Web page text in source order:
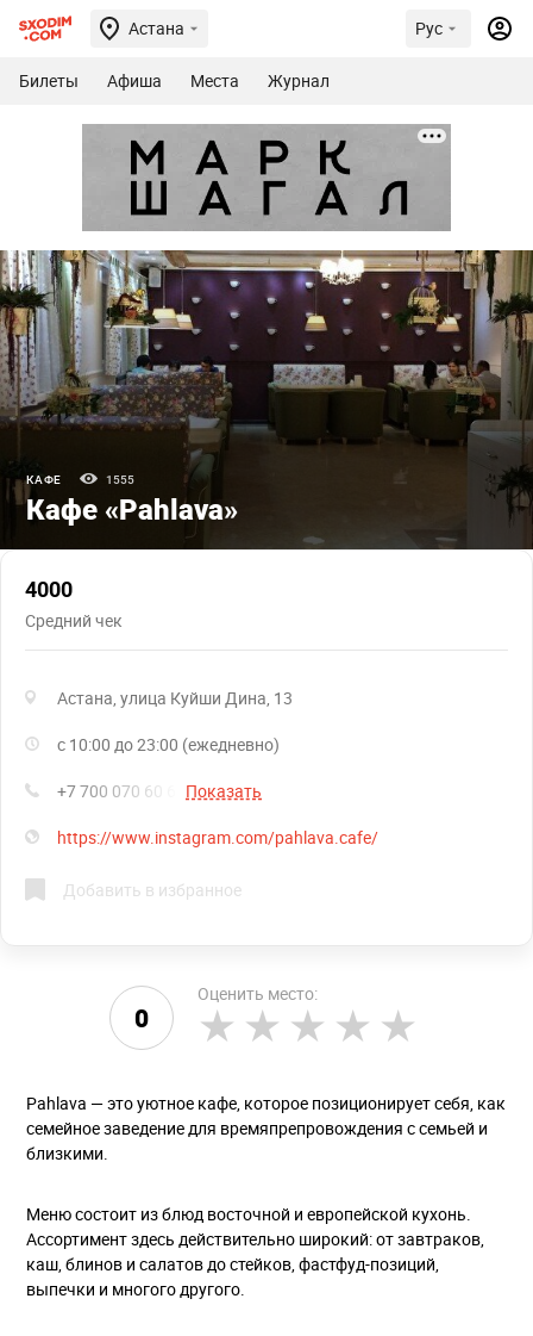
Астана Рус
Билеты Афиша Места Журнал
КАФЕ 1555
Кафе «Pahlava»
4000
Средний чек
Астана, улица Куйши Дина, 13
с 10:00 до 23:00 (ежедневно)
+7 700 070 60 60 Показать
https://www.instagram.com/pahlava.cafe/
Добавить в избранное
0
Оценить место:
Pahlava — это уютное кафе, которое позиционирует себя, как
семейное заведение для времяпрепровождения с семьей и
близкими.
Меню состоит из блюд восточной и европейской кухонь.
Ассортимент здесь действительно широкий: от завтраков,
каш, блинов и салатов до стейков, фастфуд-позиций,
выпечки и многого другого.